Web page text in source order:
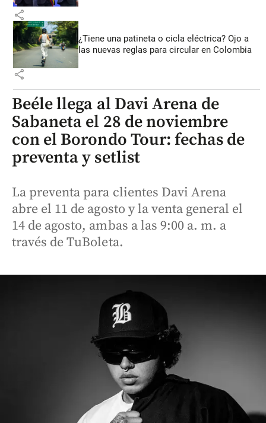
share
¿Tiene una patineta o cicla eléctrica? Ojo a
las nuevas reglas para circular en Colombia
share
Beéle llega al Davi Arena de
Sabaneta el 28 de noviembre
con el Borondo Tour: fechas de
preventa y setlist
La preventa para clientes Davi Arena
abre el 11 de agosto y la venta general el
14 de agosto, ambas a las 9:00 a. m. a
través de TuBoleta.